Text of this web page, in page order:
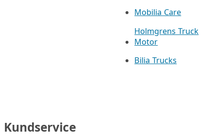
Mobilia Care
Holmgrens Truck
Motor
Bilia Trucks
Kundservice